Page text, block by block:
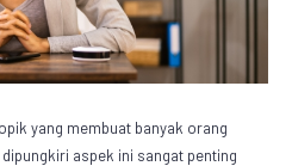
yang membuat banyak orang
aspek ini sangat penting